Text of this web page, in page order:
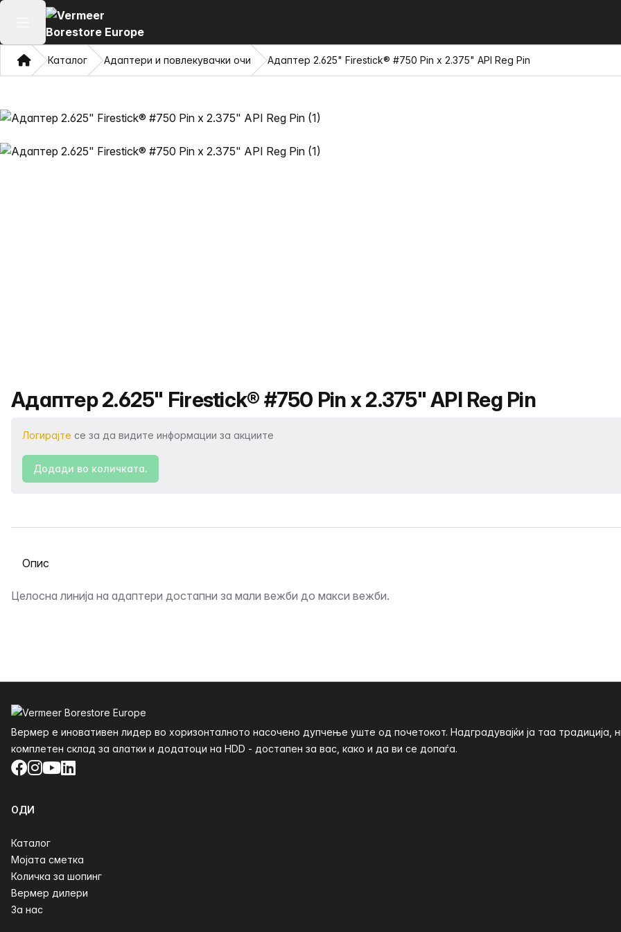
Отвори го главното мени
ДомаКаталог Адаптери и повлекувачки очи Адаптер 2.625" Firestick® #750 Pin x 2.375" API Reg Pin
Име на производот
Адаптер 2.625" Firestick® #750 Pin x 2.375" API Reg Pin
Логирајте се за да видите информации за акциите
Додади во количката.
Изберете таб
Опис
Целосна линија на адаптери достапни за мали вежби до макси вежби.
Вермер е иновативен лидер во хоризонталното насочено дупчење уште од почетокот. Надградувајќи ја таа традиција,
комплетен склад за алатки и додатоци на HDD - достапен за вас, како и да ви се допаѓа.
Facebook
Instagram
YouTube
LinkedIn
ОДИ
Каталог
Мојата сметка
Количка за шопинг
Вермер дилери
За нас